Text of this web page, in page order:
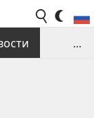
...